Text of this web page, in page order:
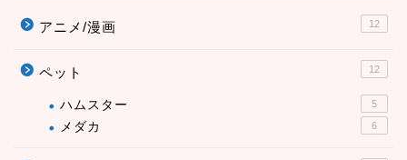
アニメ/漫画 12
ペット 12
ハムスター 5
メダカ 6